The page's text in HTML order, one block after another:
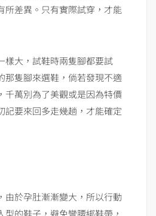
所差異。只有實際試穿，才能
樣大，試鞋時兩隻腳都要試
那隻腳來選鞋，倘若發現不適
千萬別為了美觀或是因為特價
記要來回多走幾趟，才能確定
由於孕肚漸漸變大，所以行動
型的鞋子，避免彎腰綁鞋帶，